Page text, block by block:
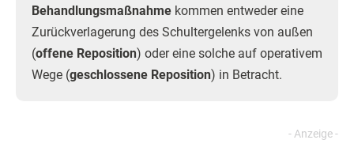
Behandlungsmaßnahme kommen entweder eine
Zurückverlagerung des Schultergelenks von außen
(offene Reposition) oder eine solche auf operativem
Wege (geschlossene Reposition) in Betracht.